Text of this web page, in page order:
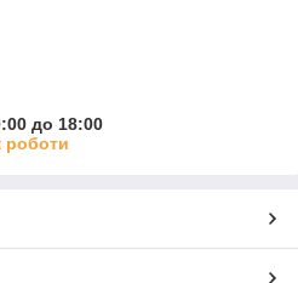
до 18:00
роботи